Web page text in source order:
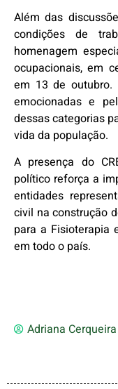
Além das
condições de
homenagem
ocupacionais, em
em 13 de
emocionadas e
dessas categorias
vida da população.
A presença do
político reforça a
entidades
civil na construção
para a Fisioterapia
em todo o país.
Adriana Cerqueira